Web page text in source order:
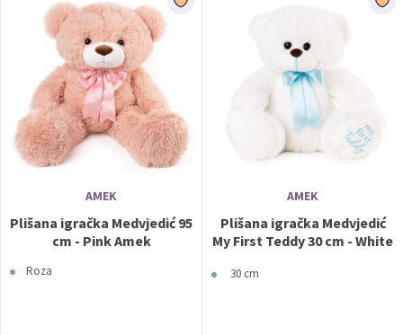
AMEK
Plišana igračka Medvjedić 95
cm - Pink Amek
Roza
AMEK
Plišana igračka Medvjedić
My First Teddy 30 cm - White
30 cm